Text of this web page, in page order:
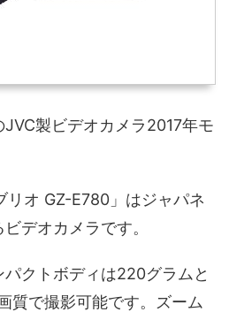
JVC製ビデオカメラ2017年モ
リオ GZ-E780」はジャパネ
デオカメラです。
クトボディは220グラムと
質で撮影可能です。ズーム